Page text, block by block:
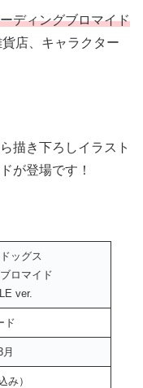
ディングブロマイド
店、キャラクター
描き下ろしイラスト
が登場です！
ドッグス
ロマイド
ver.
ド
み）